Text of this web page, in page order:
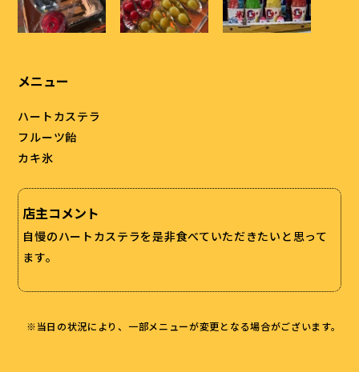
メニュー
ハートカステラ
フルーツ飴
カキ氷
店主コメント
自慢のハートカステラを是非食べていただきたいと思って
ます。
※当日の状況により、一部メニューが変更となる場合がございます。